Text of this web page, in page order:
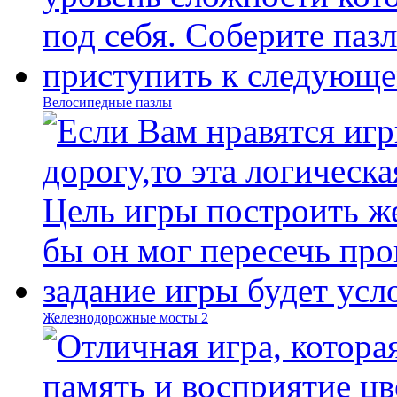
Велосипедные пазлы
Железнодорожные мосты 2